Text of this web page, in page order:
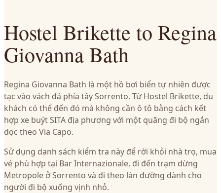
Hostel Brikette to Regina
Giovanna Bath
Regina Giovanna Bath là một hồ bơi biển tự nhiên được
tạc vào vách đá phía tây Sorrento. Từ Hostel Brikette, du
khách có thể đến đó mà không cần ô tô bằng cách kết
hợp xe buýt SITA địa phương với một quãng đi bộ ngắn
dọc theo Via Capo.
Sử dụng danh sách kiểm tra này để rời khỏi nhà trọ, mua
vé phù hợp tại Bar Internazionale, đi đến trạm dừng
Metropole ở Sorrento và đi theo làn đường dành cho
người đi bộ xuống vịnh nhỏ.